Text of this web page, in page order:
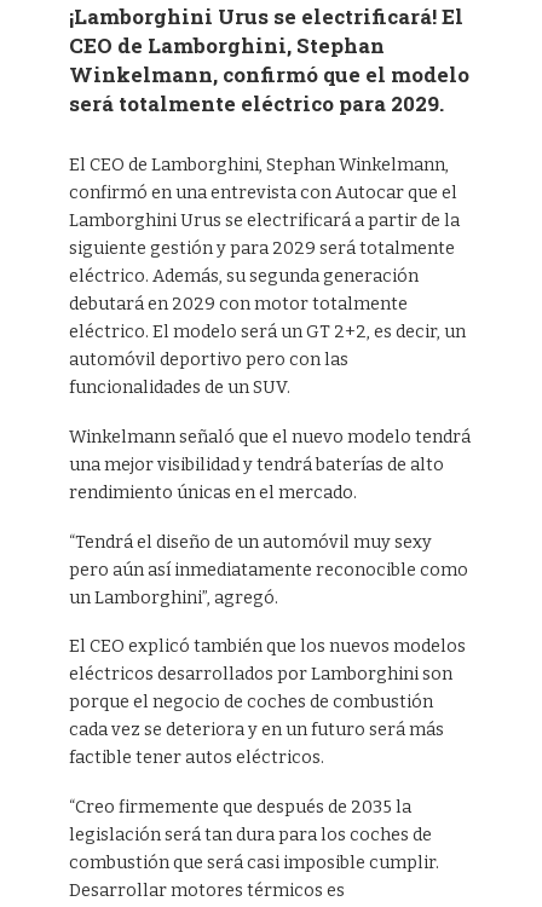
¡Lamborghini Urus se electrificará! El
CEO de Lamborghini, Stephan
Winkelmann, confirmó que el modelo
será totalmente eléctrico para 2029.
El CEO de Lamborghini, Stephan Winkelmann,
confirmó en una entrevista con Autocar que el
Lamborghini Urus se electrificará a partir de la
siguiente gestión y para 2029 será totalmente
eléctrico. Además, su segunda generación
debutará en 2029 con motor totalmente
eléctrico. El modelo será un GT 2+2, es decir, un
automóvil deportivo pero con las
funcionalidades de un SUV.
Winkelmann señaló que el nuevo modelo tendrá
una mejor visibilidad y tendrá baterías de alto
rendimiento únicas en el mercado.
“Tendrá el diseño de un automóvil muy sexy
pero aún así inmediatamente reconocible como
un Lamborghini”, agregó.
El CEO explicó también que los nuevos modelos
eléctricos desarrollados por Lamborghini son
porque el negocio de coches de combustión
cada vez se deteriora y en un futuro será más
factible tener autos eléctricos.
“Creo firmemente que después de 2035 la
legislación será tan dura para los coches de
combustión que será casi imposible cumplir.
Desarrollar motores térmicos es